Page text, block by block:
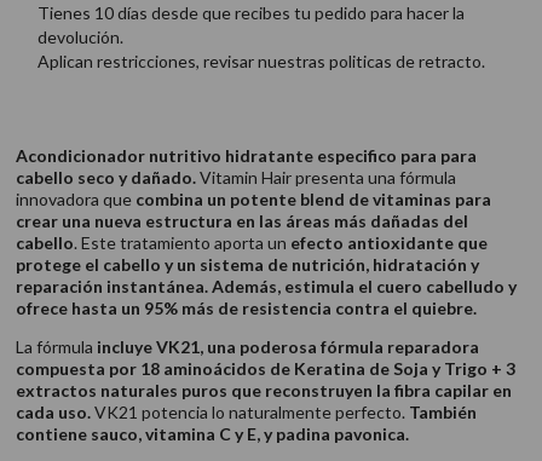
Tienes 10 días desde que recibes tu pedido para hacer la
devolución.
Aplican restricciones, revisar nuestras politicas de retracto.
Acondicionador nutritivo hidratante especifico para para
cabello seco y dañado.Vitamin Hair presenta una fórmula
innovadora que combina un potente blend de vitaminas para
crear una nueva estructura en las áreas más dañadas del
cabello. Este tratamiento aporta un efecto antioxidante que
protege el cabello y un sistema de nutrición, hidratación y
reparación instantánea. Además, estimula el cuero cabelludo y
ofrece hasta un 95% más de resistencia contra el quiebre.
La fórmula incluye VK21, una poderosa fórmula reparadora
compuesta por 18 aminoácidos de Keratina de Soja y Trigo + 3
extractos naturales puros que reconstruyen la fibra capilar en
cada uso.VK21 potencia lo naturalmente perfecto. También
contiene sauco, vitamina C y E, y padina pavonica.